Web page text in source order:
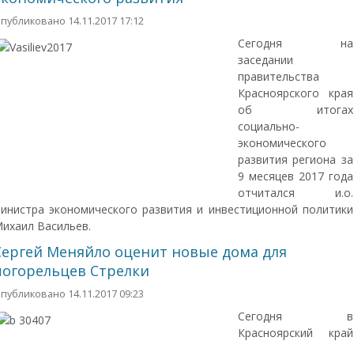
14.11.2017 17:12
Сегодня на
заседании
правительства
Красноярского края
об итогах
социально-
экономического
развития региона за
9 месяцев 2017 года
отчитался и.о.
экономического развития и инвестиционной политики
Васильев.
Меняйло оценит новые дома для
Стрелки
14.11.2017 09:23
Сегодня в
Красноярский край